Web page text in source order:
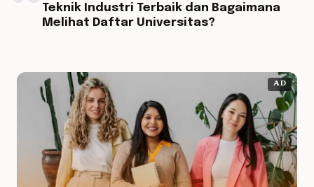
Teknik Industri Terbaik dan Bagaimana
Melihat Daftar Universitas?
AD